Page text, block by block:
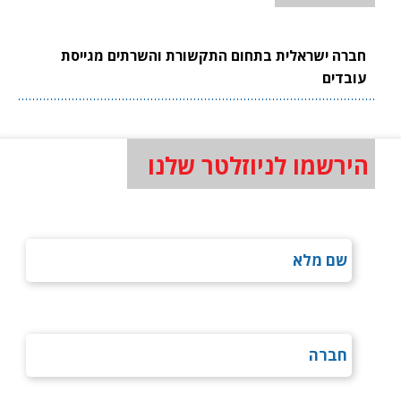
חברה ישראלית בתחום התקשורת והשרתים מגייסת
עובדים
הירשמו לניוזלטר שלנו